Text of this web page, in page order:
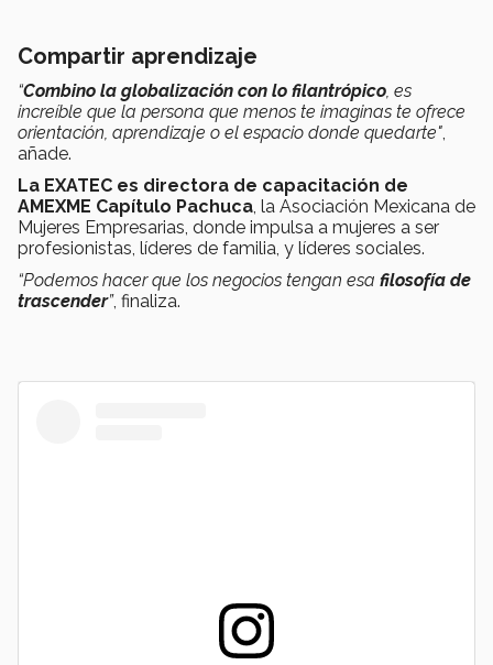
Compartir aprendizaje
“Combino la globalización con lo filantrópico, es
increíble que la persona que menos te imaginas te ofrece
orientación, aprendizaje o el espacio donde quedarte",
añade.
La EXATEC es directora de capacitación de
AMEXME Capítulo Pachuca, la Asociación Mexicana de
Mujeres Empresarias, donde impulsa a mujeres a ser
profesionistas, líderes de familia, y líderes sociales.
“Podemos hacer que los negocios tengan esa filosofía de
trascender”, finaliza.